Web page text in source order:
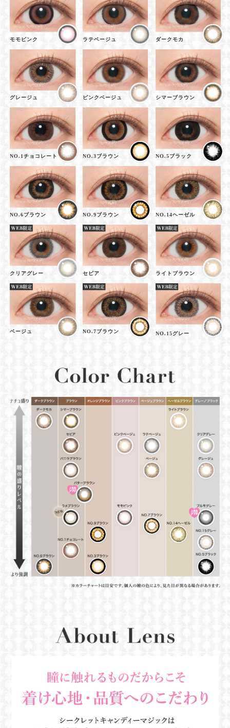
モモピンク ラテベージュ ダークモカ
グレージュ ピンクベージュ シマーブラウン
NO.1チョコレート NO.3ブラウン NO.5ブラック
NO.6ブラウン NO.9ブラウン NO.14ヘーゼル
クリアグレー セピア ライトブラウン
ベージュ NO.7ブラウン NO.15グレー